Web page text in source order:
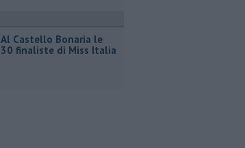
Al Castello Bonaria le
30 finaliste di Miss Italia